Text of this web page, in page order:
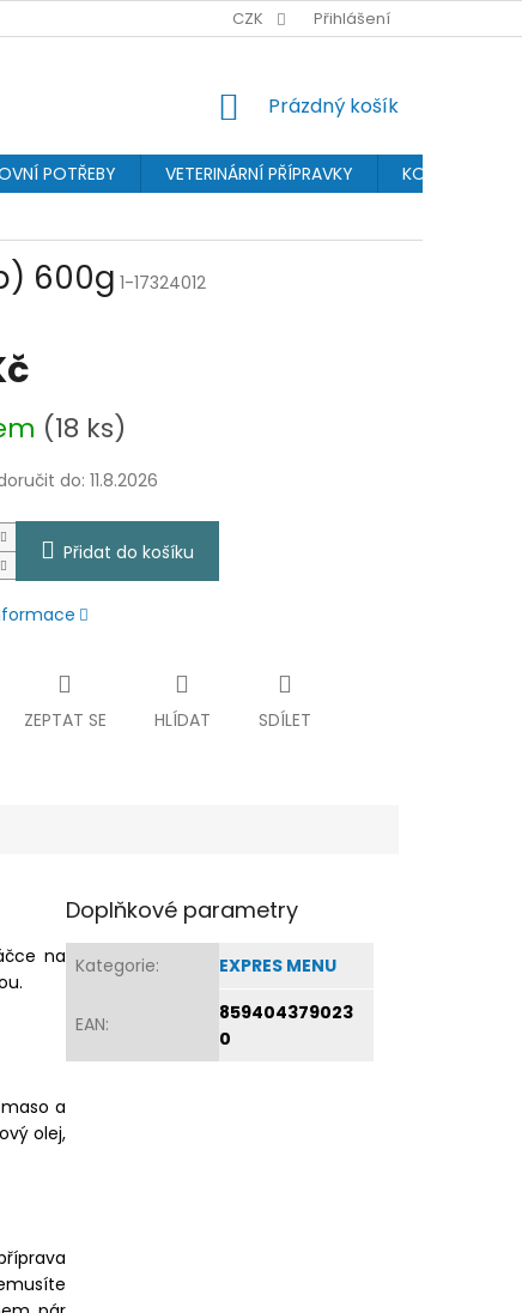
PROVIZNÍ SYSTÉM OCHRANA
CZK Přihlášení
NÁKUPNÍ
Prázdný košík
POTŘEBY VETERINÁRNÍ PŘÍPRAVKY
KOSMETIKA
600g 1-17324012
(18 ks)
do: 11.8.2026
Přidat do košíku
ZEPTAT SE HLÍDAT SDÍLET
na
a
olej,
Doplňkové parametry
Kategorie: EXPRES MENU
EAN:
859404379023
0